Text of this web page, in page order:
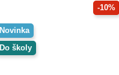
-10%
Novinka
Do školy